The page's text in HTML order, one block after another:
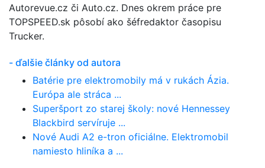
Autorevue.cz či Auto.cz. Dnes okrem práce pre
TOPSPEED.sk pôsobí ako šéfredaktor časopisu
Trucker.
- ďalšie články od autora
Batérie pre elektromobily má v rukách Ázia.
Európa ale stráca ...
Superšport zo starej školy: nové Hennessey
Blackbird servíruje ...
Nové Audi A2 e-tron oficiálne. Elektromobil
namiesto hliníka a ...